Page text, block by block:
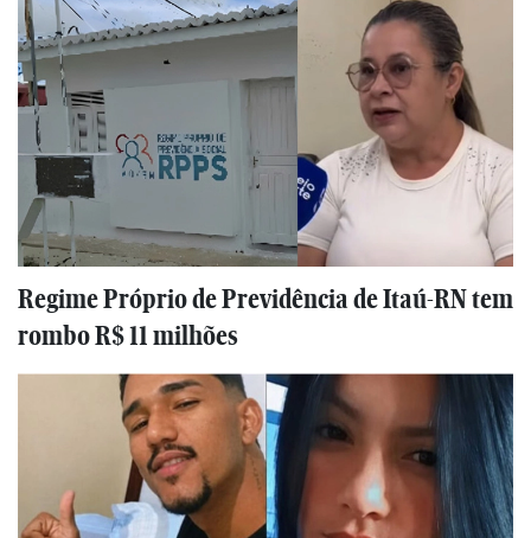
Regime Próprio de Previdência de Itaú-RN tem
rombo R$ 11 milhões